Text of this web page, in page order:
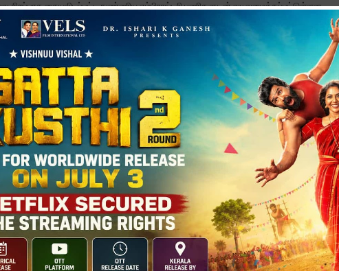
தையலிடப்பட்ட நுண்ணிய எம்பிராய்டரி பணிகளுடன் வடிவமைக்கப்பட்டுள்ளன.
முகுல் கூறியதாவது:
திருவிழா மற்றும் திருமண ஆடைத் தொகுப்பு டஸ்வாவின் அடிப்படை மதிப்புகளை
என்பதே எங்கள் நோக்கம் — அது ஸ்டைல், மரபு, மற்றும் கைவினைப் பணியின் சேர்க்கையாகும்.
சீரான மற்றும் பிரமாண்டமான ஷாப்பிங் அனுபவத்தை வழங்கும்
நன்கு பயிற்சி பெற்ற ஷோரூம் ஸ்டைலிஸ்ட்கள் தனிப்பட்ட ஃபேஷன்
மற்றும் மரபும் இணைவதால் ஒரு தனித்துவமான அனுபவம் டஸ்வா
கிடைக்கும்.”
விரிவாக்கத்திற்கான முக்கியமான படியாக இந்த சென்னை கடை அமைகிறது.
கொச்சி, மற்றும் சமீபத்தில் புனே ஆகிய நகரங்களில் ஏற்கனவே தன் அடித்தளத்தை
சந்தையில் தன் நிலையை மேலும் உறுதிப்படுத்தியுள்ளது.